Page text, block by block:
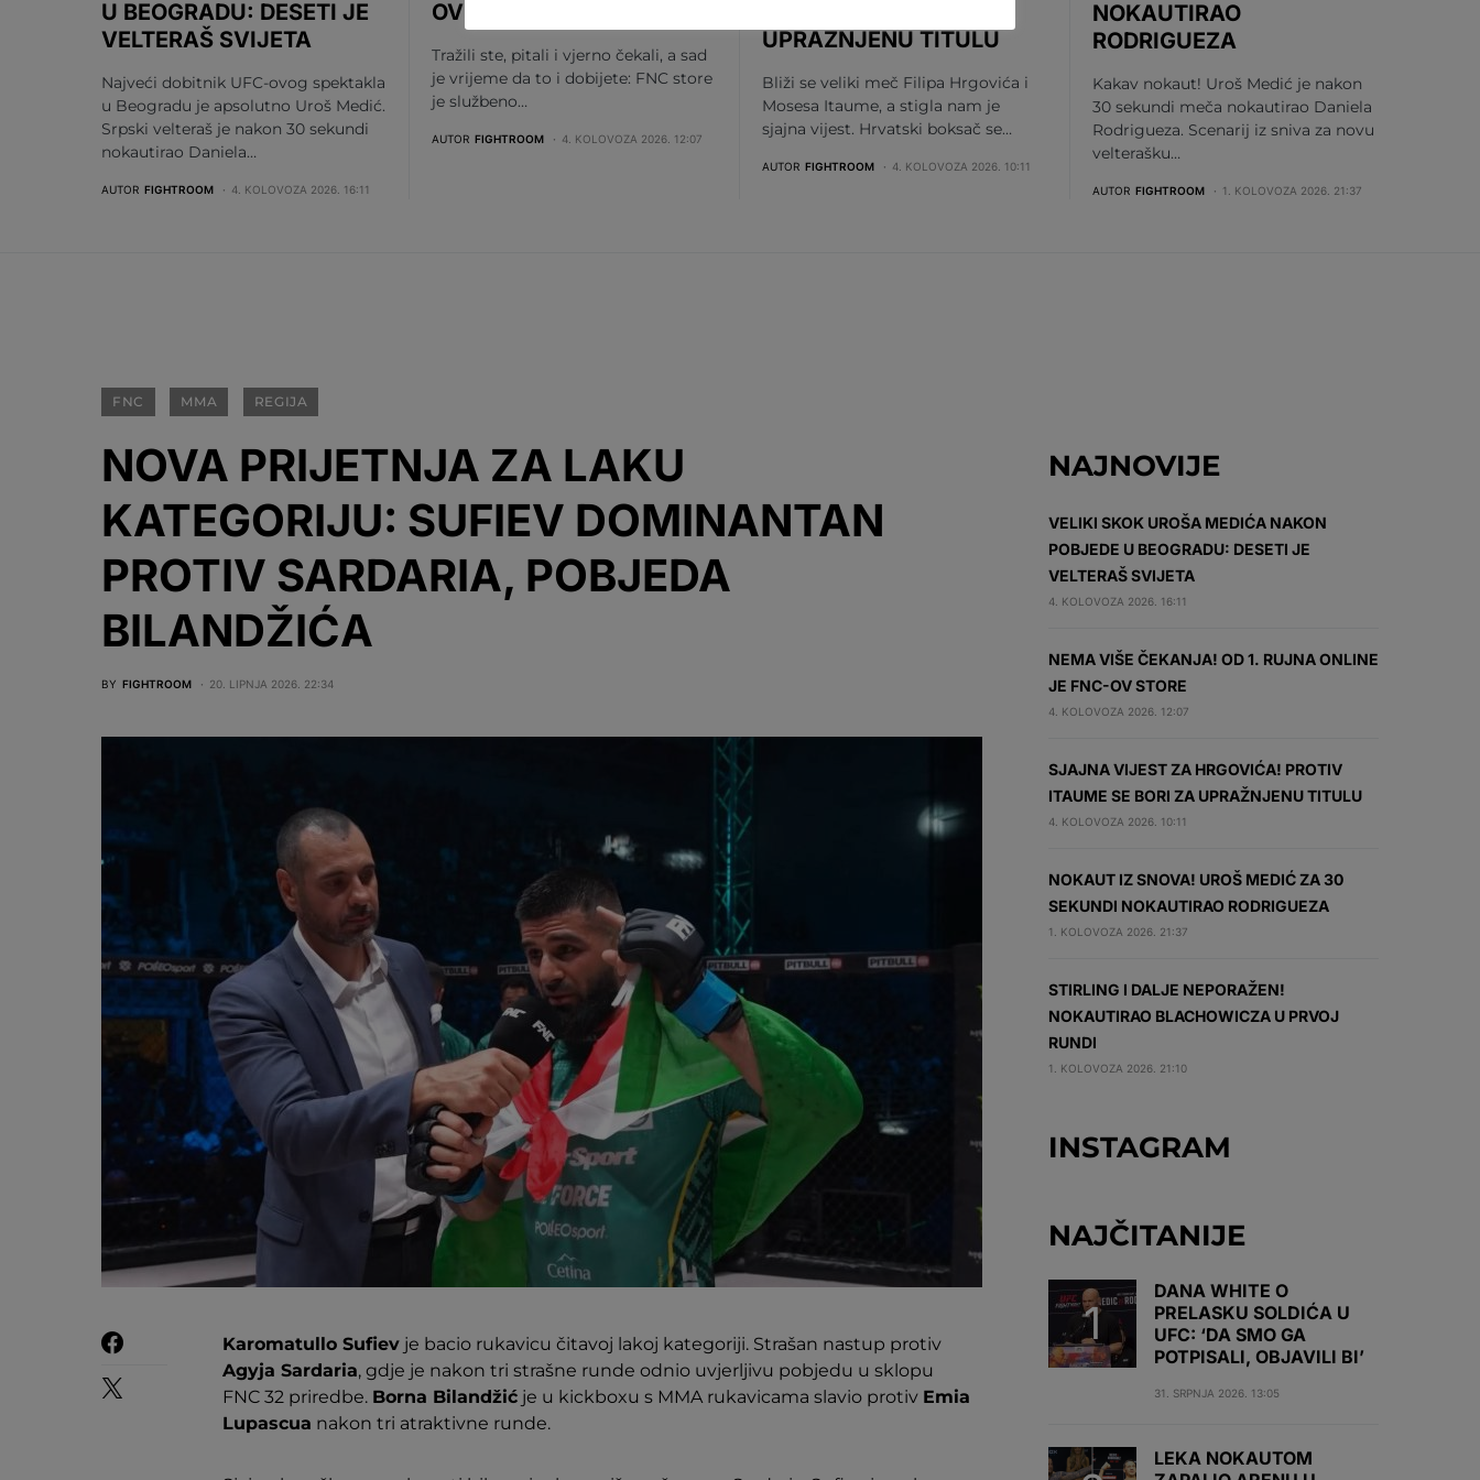
U BEOGRADU: DESETI JE
VELTERAŠ SVIJETA
Najveći dobitnik UFC-ovog spektakla
u Beogradu je apsolutno Uroš Medić.
Srpski velteraš je nakon 30 sekundi
nokautirao Daniela…
AUTOR FIGHTROOM 4. KOLOVOZA 2026. 16:11
OV STORE
Tražili ste, pitali i vjerno čekali, a sad
je vrijeme da to i dobijete: FNC store
je službeno…
AUTOR FIGHTROOM 4. KOLOVOZA 2026. 12:07
UPRAŽNJENU TITULU
Bliži se veliki meč Filipa Hrgovića i
Mosesa Itaume, a stigla nam je
sjajna vijest. Hrvatski boksač se…
AUTOR FIGHTROOM 4. KOLOVOZA 2026. 10:11
NOKAUTIRAO
RODRIGUEZA
Kakav nokaut! Uroš Medić je nakon
30 sekundi meča nokautirao Daniela
Rodrigueza. Scenarij iz sniva za novu
velterašku…
AUTOR FIGHTROOM 1. KOLOVOZA 2026. 21:37
FNC MMA REGIJA
NOVA PRIJETNJA ZA LAKU
KATEGORIJU: SUFIEV DOMINANTAN
PROTIV SARDARIA, POBJEDA
BILANDŽIĆA
BY FIGHTROOM 20. LIPNJA 2026. 22:34
Karomatullo Sufiev je bacio rukavicu čitavoj lakoj kategoriji. Strašan nastup protiv
Agyja Sardaria, gdje je nakon tri strašne runde odnio uvjerljivu pobjedu u sklopu
FNC 32 priredbe. Borna Bilandžić je u kickboxu s MMA rukavicama slavio protiv Emia
Lupascua nakon tri atraktivne runde.
NAJNOVIJE
VELIKI SKOK UROŠA MEDIĆA NAKON
POBJEDE U BEOGRADU: DESETI JE
VELTERAŠ SVIJETA
4. KOLOVOZA 2026. 16:11
NEMA VIŠE ČEKANJA! OD 1. RUJNA ONLINE
JE FNC-OV STORE
4. KOLOVOZA 2026. 12:07
SJAJNA VIJEST ZA HRGOVIĆA! PROTIV
ITAUME SE BORI ZA UPRAŽNJENU TITULU
4. KOLOVOZA 2026. 10:11
NOKAUT IZ SNOVA! UROŠ MEDIĆ ZA 30
SEKUNDI NOKAUTIRAO RODRIGUEZA
1. KOLOVOZA 2026. 21:37
STIRLING I DALJE NEPORAŽEN!
NOKAUTIRAO BLACHOWICZA U PRVOJ
RUNDI
1. KOLOVOZA 2026. 21:10
INSTAGRAM
NAJČITANIJE
DANA WHITE O
PRELASKU SOLDIĆA U
UFC: ‘DA SMO GA
POTPISALI, OBJAVILI BI’
31. SRPNJA 2026. 13:05
LEKA NOKAUTOM